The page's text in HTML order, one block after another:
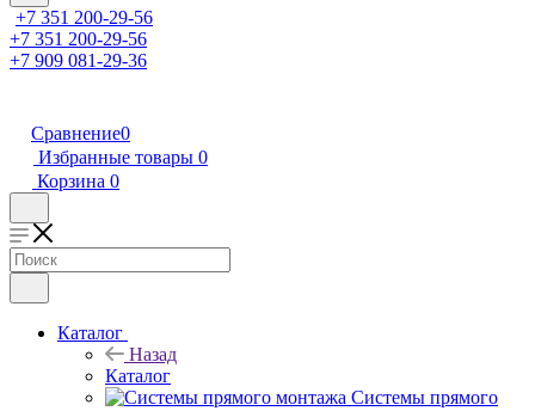
+7 351 200-29-56
+7 351 200-29-56
+7 909 081-29-36
Сравнение0
Избранные товары 0
Корзина 0
Каталог
Назад
Каталог
Системы прямого